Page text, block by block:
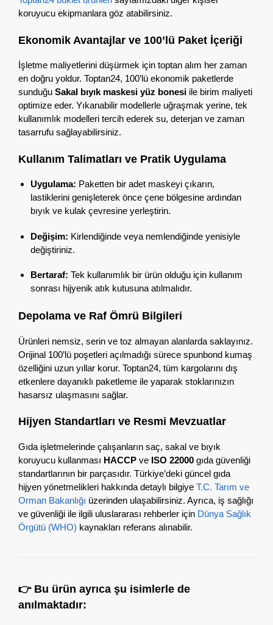
koruyucu ekipmanlara göz atabilirsiniz.
Ekonomik Avantajlar ve 100’lü Paket İçeriği
İşletme maliyetlerini düşürmek için toptan alım her zaman
en doğru yoldur. Toptan24, 100’lü ekonomik paketlerde
sunduğu Sakal bıyık maskesi yüz bonesi ile birim maliyeti
optimize eder. Yıkanabilir modellerle uğraşmak yerine, tek
kullanımlık modelleri tercih ederek su, deterjan ve zaman
tasarrufu sağlayabilirsiniz.
Kullanım Talimatları ve Pratik Uygulama
Uygulama: Paketten bir adet maskeyi çıkarın,
lastiklerini genişleterek önce çene bölgesine ardından
bıyık ve kulak çevresine yerleştirin.
Değişim: Kirlendiğinde veya nemlendiğinde yenisiyle
değiştiriniz.
Bertaraf: Tek kullanımlık bir ürün olduğu için kullanım
sonrası hijyenik atık kutusuna atılmalıdır.
Depolama ve Raf Ömrü Bilgileri
Ürünleri nemsiz, serin ve toz almayan alanlarda saklayınız.
Orijinal 100’lü poşetleri açılmadığı sürece spunbond kumaş
özelliğini uzun yıllar korur. Toptan24, tüm kargolarını dış
etkenlere dayanıklı paketleme ile yaparak stoklarınızın
hasarsız ulaşmasını sağlar.
Hijyen Standartları ve Resmi Mevzuatlar
Gıda işletmelerinde çalışanların saç, sakal ve bıyık
koruyucu kullanması HACCP ve ISO 22000 gıda güvenliği
standartlarının bir parçasıdır. Türkiye’deki güncel gıda
hijyen yönetmelikleri hakkında detaylı bilgiye T.C. Tarım ve
Orman Bakanlığı üzerinden ulaşabilirsiniz. Ayrıca, iş sağlığı
ve güvenliği ile ilgili uluslararası rehberler için Dünya Sağlık
Örgütü (WHO) kaynakları referans alınabilir.
👉 Bu ürün ayrıca şu isimlerle de
anılmaktadır: